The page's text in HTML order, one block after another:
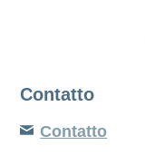
Contatto
Contatto